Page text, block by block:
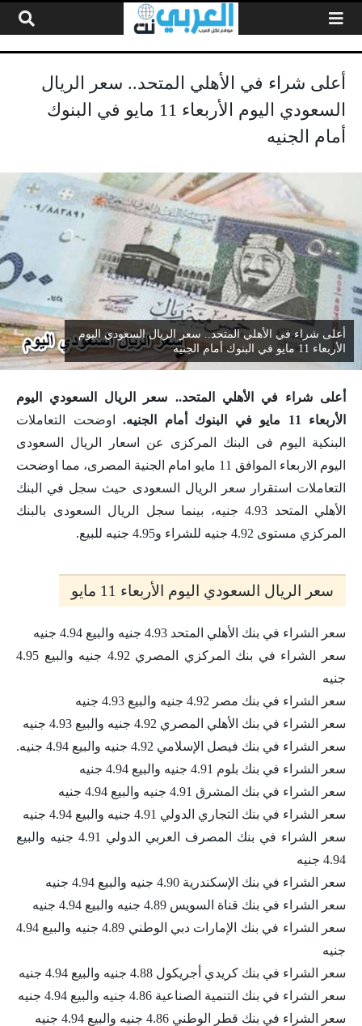
أعلى شراء في الأهلي المتحد.. سعر الريال
السعودي اليوم الأربعاء 11 مايو في البنوك
أمام الجنيه
أعلى شراء في الأهلي المتحد.. سعر الريال السعودي اليوم
الأربعاء 11 مايو في البنوك أمام الجنيه
أعلى شراء في الأهلي المتحد.. سعر الريال السعودي اليوم
الأربعاء 11 مايو في البنوك أمام الجنيه.
اوضحت التعاملات
البنكية اليوم فى البنك المركزى عن اسعار الريال السعودى
اليوم الاربعاء الموافق 11 مايو امام الجنية المصرى، مما اوضحت
التعاملات استقرار سعر الريال السعودى حيث سجل في البنك
الأهلي المتحد 4.93 جنيه، بينما سجل الريال السعودى بالبنك
المركزي مستوى 4.92 جنيه للشراء و4.95 جنيه للبيع.
سعر الريال السعودي اليوم الأربعاء 11 مايو
سعر الشراء في بنك الأهلي المتحد 4.93 جنيه والبيع 4.94 جنيه
سعر الشراء في بنك المركزي المصري 4.92 جنيه والبيع 4.95
جنيه
سعر الشراء في بنك مصر 4.92 جنيه والبيع 4.93 جنيه
سعر الشراء في بنك الأهلي المصري 4.92 جنيه والبيع 4.93 جنيه
سعر الشراء في بنك فيصل الإسلامي 4.92 جنيه والبيع 4.94 جنيه.
سعر الشراء في بنك بلوم 4.91 جنيه والبيع 4.94 جنيه
سعر الشراء في بنك المشرق 4.91 جنيه والبيع 4.94 جنيه
سعر الشراء في بنك التجاري الدولي 4.91 جنيه والبيع 4.94 جنيه
سعر الشراء في بنك المصرف العربي الدولي 4.91 جنيه والبيع
4.94 جنيه
سعر الشراء في بنك الإسكندرية 4.90 جنيه والبيع 4.94 جنيه
سعر الشراء في بنك قناة السويس 4.89 جنيه والبيع 4.94 جنيه
سعر الشراء في بنك الإمارات دبي الوطني 4.89 جنيه والبيع 4.94
جنيه
سعر الشراء في بنك كريدي أجريكول 4.88 جنيه والبيع 4.94 جنيه
سعر الشراء في بنك التنمية الصناعية 4.86 جنيه والبيع 4.94 جنيه
سعر الشراء في بنك قطر الوطني 4.86 جنيه والبيع 4.94 جنيه